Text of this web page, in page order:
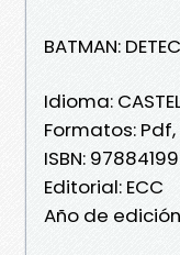
BATMAN:
Idioma:
Formatos: Pdf,
ISBN:
Editorial: ECC
Año de